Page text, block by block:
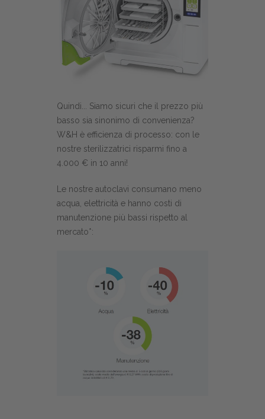
Quindi... Siamo sicuri che il prezzo più
basso sia sinonimo di convenienza?
W&H è efficienza di processo: con le
nostre sterilizzatrici risparmi fino a
4.000 € in 10 anni!
Le nostre autoclavi consumano meno
acqua, elettricità e hanno costi di
manutenzione più bassi rispetto al
mercato*: